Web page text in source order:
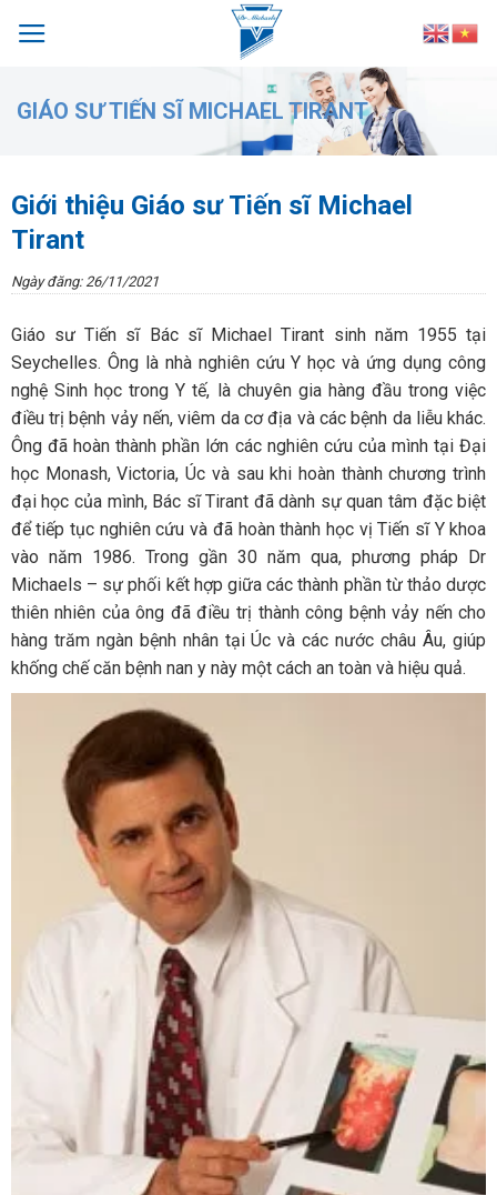
GIÁO SƯ TIẾN SĨ MICHAEL TIRANT
Giới thiệu Giáo sư Tiến sĩ Michael
Tirant
Ngày đăng: 26/11/2021
Giáo sư Tiến sĩ Bác sĩ Michael Tirant sinh năm 1955 tại
Seychelles. Ông là nhà nghiên cứu Y học và ứng dụng công
nghệ Sinh học trong Y tế, là chuyên gia hàng đầu trong việc
điều trị bệnh vảy nến, viêm da cơ địa và các bệnh da liễu khác.
Ông đã hoàn thành phần lớn các nghiên cứu của mình tại Đại
học Monash, Victoria, Úc và sau khi hoàn thành chương trình
đại học của mình, Bác sĩ Tirant đã dành sự quan tâm đặc biệt
để tiếp tục nghiên cứu và đã hoàn thành học vị Tiến sĩ Y khoa
vào năm 1986. Trong gần 30 năm qua, phương pháp Dr
Michaels – sự phối kết hợp giữa các thành phần từ thảo dược
thiên nhiên của ông đã điều trị thành công bệnh vảy nến cho
hàng trăm ngàn bệnh nhân tại Úc và các nước châu Âu, giúp
khống chế căn bệnh nan y này một cách an toàn và hiệu quả.